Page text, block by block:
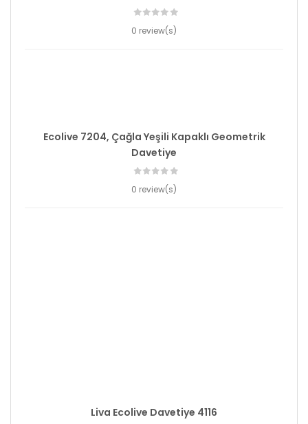
0 review(s)
Ecolive 7204, Çağla Yeşili Kapaklı Geometrik
Davetiye
0 review(s)
Liva Ecolive Davetiye 4116